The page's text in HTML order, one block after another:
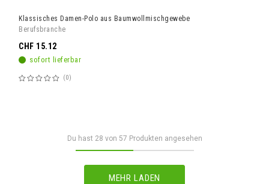
Klassisches Damen-Polo aus Baumwollmischgewebe
Berufsbranche
sofort lieferbar
Bewertung:
0
CHF 15.12
Du hast 28 von 57 Produkten angesehen
MEHR LADEN